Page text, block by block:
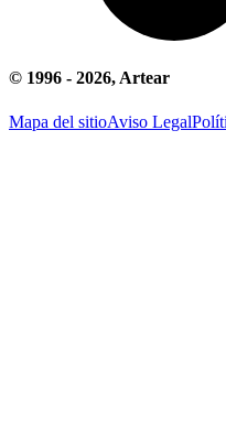
© 1996 - 2026, Artear
Mapa del sitioAviso Legal